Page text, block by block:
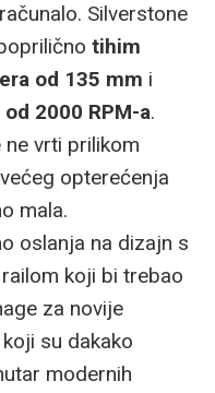
Silverstone
tihim
od 135 mm i
2000 RPM-a.
vrti prilikom
opterećenja
mala.
oslanja na dizajn s
koji bi trebao
za novije
su dakako
modernih